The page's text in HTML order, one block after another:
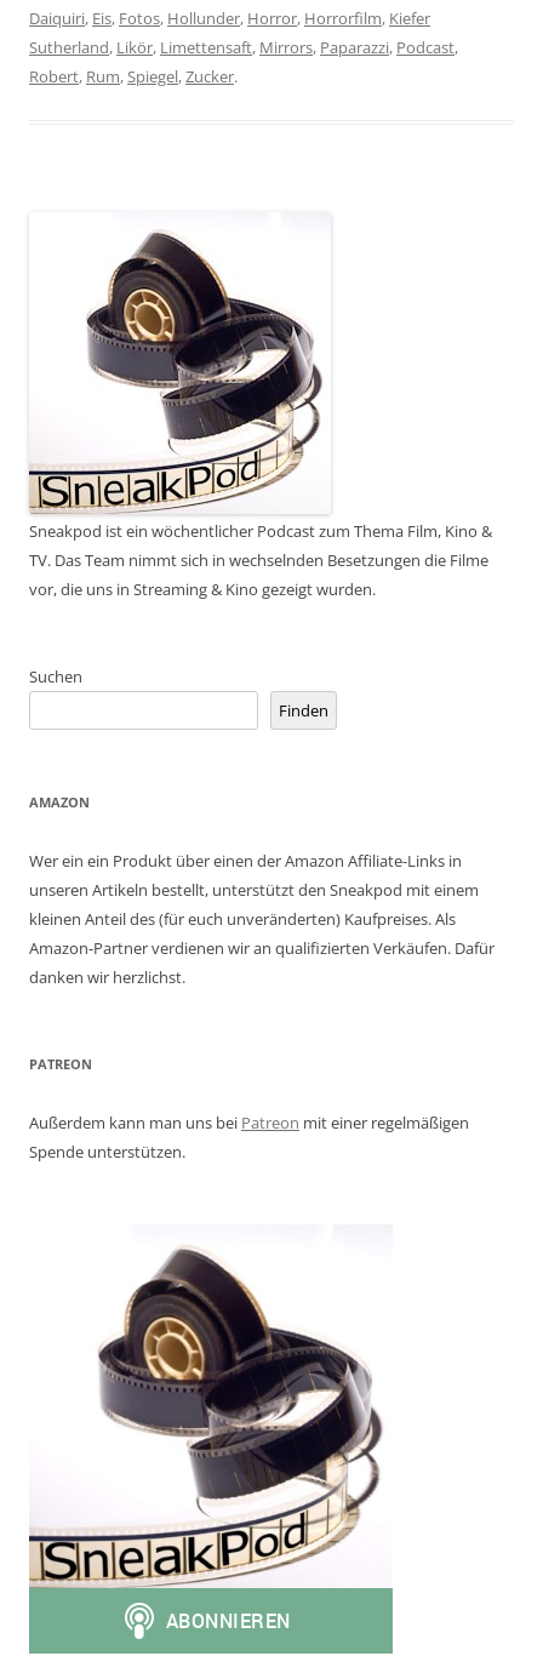
Daiquiri, Eis, Fotos, Hollunder, Horror, Horrorfilm, Kiefer
Sutherland, Likör, Limettensaft, Mirrors, Paparazzi, Podcast,
Robert, Rum,Spiegel,Zucker.
Sneakpod ist ein wöchentlicher Podcast zum Thema Film, Kino &
TV. Das Team nimmt sich in wechselnden Besetzungen die Filme
vor, die uns in Streaming & Kino gezeigt wurden.
Suchen
Finden
AMAZON
Wer ein ein Produkt über einen der Amazon Affiliate-Links in
unseren Artikeln bestellt, unterstützt den Sneakpod mit einem
kleinen Anteil des (für euch unveränderten) Kaufpreises. Als
Amazon-Partner verdienen wir an qualifizierten Verkäufen. Dafür
danken wir herzlichst.
PATREON
Außerdem kann man uns bei Patreon mit einer regelmäßigen
Spende unterstützen.